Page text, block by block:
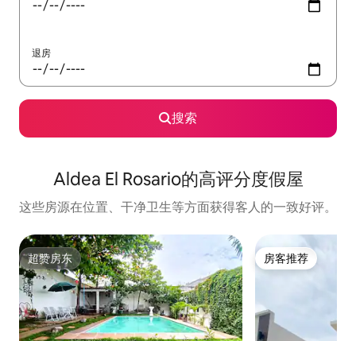
退房
搜索
Aldea El Rosario的高评分度假屋
这些房源在位置、干净卫生等方面获得客人的一致好评。
超赞房东
超赞房东 房客推荐
房客推荐